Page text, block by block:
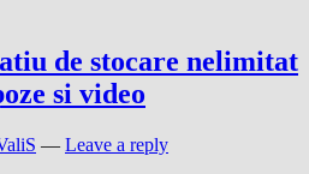
de stocare nelimitat
si video
— Leave a reply